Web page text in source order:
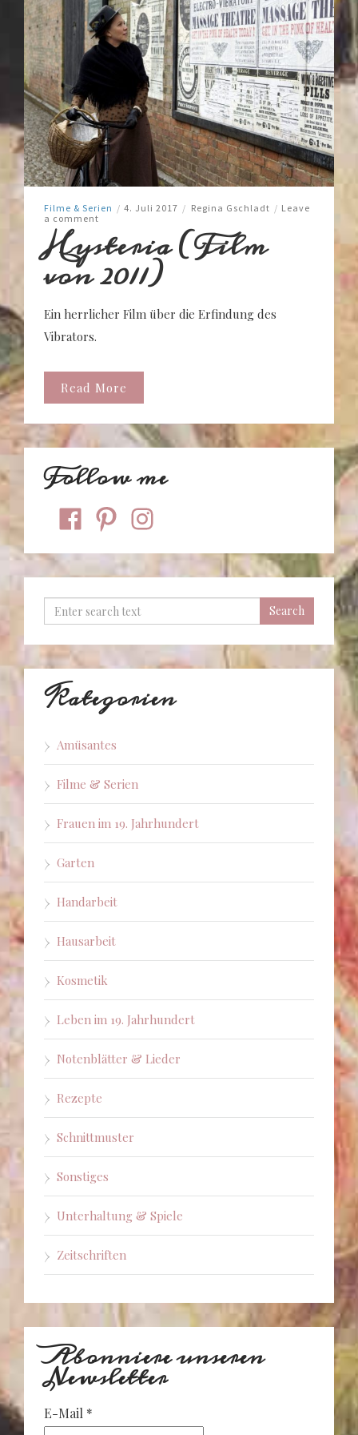
Filme & Serien / 4. Juli 2017 / Regina Gschladt / Leave
a comment
Hysteria (Film
von 2011)
Ein herrlicher Film über die Erfindung des
Vibrators.
Read More
Follow me
facebookpinterestinstagram
Kategorien
Amüsantes
Filme & Serien
Frauen im 19. Jahrhundert
Garten
Handarbeit
Hausarbeit
Kosmetik
Leben im 19. Jahrhundert
Notenblätter & Lieder
Rezepte
Schnittmuster
Sonstiges
Unterhaltung & Spiele
Zeitschriften
Abonniere unseren
Newsletter
E-Mail *